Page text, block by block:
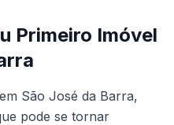
Primeiro Imóvel
São José da Barra,
pode se tornar